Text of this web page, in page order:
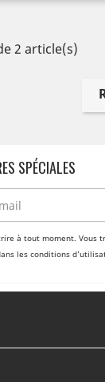
2 article(s)
SPÉCIALES
à tout moment. Vous
les conditions